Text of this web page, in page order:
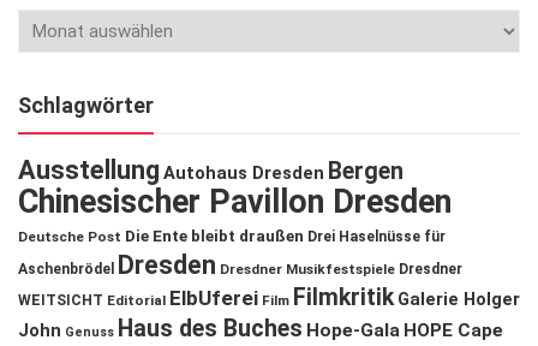
Schlagwörter
Ausstellung Autohaus Dresden Bergen
Chinesischer Pavillon Dresden
Deutsche Post Die Ente bleibt draußen Drei Haselnüsse für
Aschenbrödel
Dresden Dresdner Musikfestspiele Dresdner
WEITSICHT Editorial ElbUferei Film Filmkritik Galerie Holger
John Genuss Haus des Buches Hope-Gala HOPE Cape